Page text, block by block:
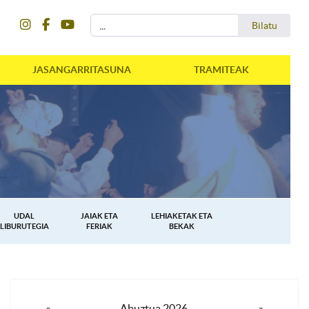
Bilatu
JASANGARRITASUNA TRAMITEAK
UDAL
LIBURUTEGIA
JAIAK ETA
FERIAK
LEHIAKETAK ETA
BEKAK